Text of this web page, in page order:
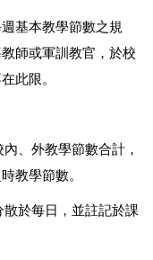
基本教學節數之規
師或軍訓教官，於校
此限。
、外教學節數合計，
教學節數。
於每日，並註記於課